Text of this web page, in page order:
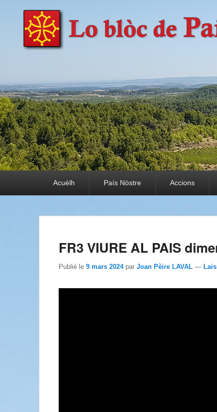
País Nòstre
Paratge e Convivència
Acuèlh País Nòstre Accions
FR3 VIURE AL PAIS
Publié le 9 mars 2024 par Joan Pèire LAVAL —